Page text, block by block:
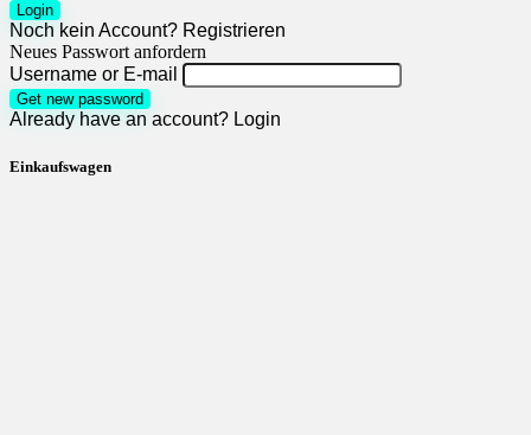
Login
Noch kein Account? Registrieren
Neues Passwort anfordern
Username or E-mail
Get new password
Already have an account? Login
Einkaufswagen